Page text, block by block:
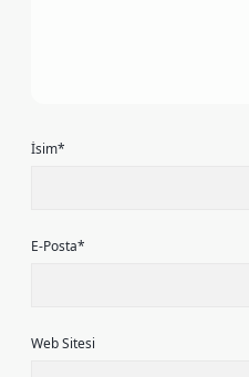
İsim*
E-Posta*
Web Sitesi